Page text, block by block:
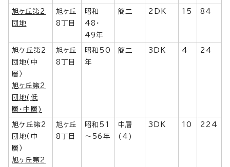
旭ヶ丘第2
団地
旭ヶ丘
8丁目
昭和
48・
49年
簡二 2DK 15 84
旭ケ丘第2
団地（中
層）
旭ヶ丘第2
団地(低
層・中層)
旭ヶ丘
8丁目
昭和50
年
簡二 3DK 4 24
旭ケ丘第2
団地（中
層）
旭ヶ丘第2
旭ヶ丘
8丁目
昭和51
～56年
中層
(4)
3DK 10 224